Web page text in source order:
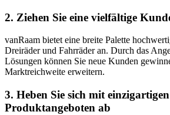
2. Ziehen Sie eine vielfältige
vanRaam bietet eine breite Palette
Dreiräder und Fahrräder an. Durch das
Lösungen können Sie neue Kunden
Marktreichweite erweitern.
3. Heben Sie sich mit einzigartigen
Produktangeboten ab